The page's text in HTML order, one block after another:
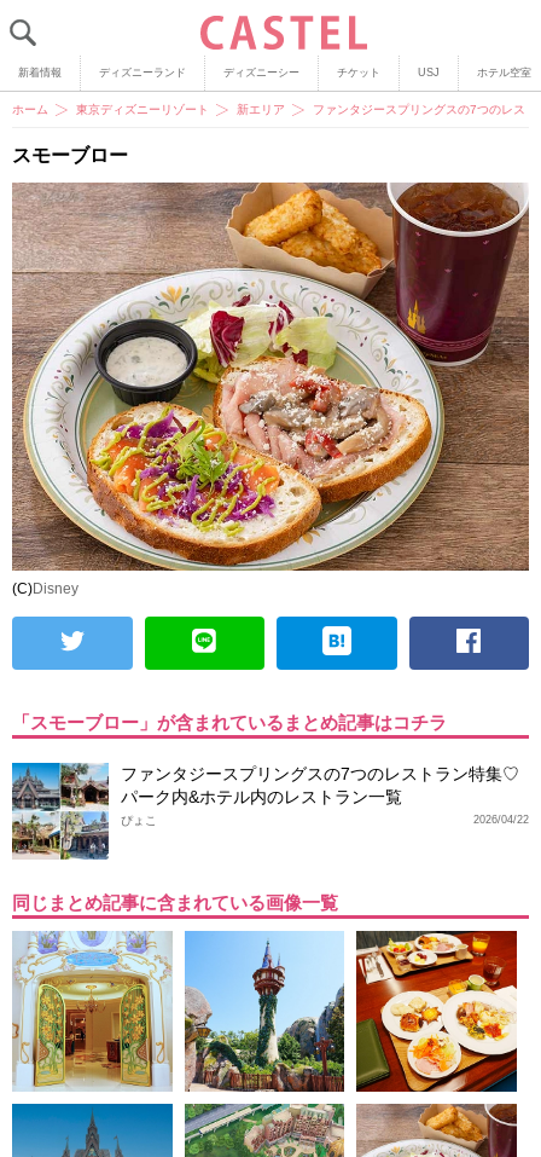
新着情報 ディズニーランド ディズニーシー チケット USJ ホテル空室
ホーム 東京ディズニーリゾート 新エリア ファンタジースプリングスの7つのレス
スモーブロー
(C)Disney
「スモーブロー」が含まれているまとめ記事はコチラ
ファンタジースプリングスの7つのレストラン特集♡
パーク内&ホテル内のレストラン一覧
2026/04/22
ぴょこ
同じまとめ記事に含まれている画像一覧